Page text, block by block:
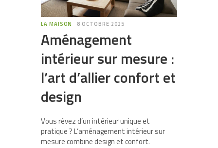
LA MAISON 8 OCTOBRE 2025
Aménagement
intérieur sur mesure :
l’art d’allier confort et
design
Vous rêvez d’un intérieur unique et
pratique ? L’aménagement intérieur sur
mesure combine design et confort.